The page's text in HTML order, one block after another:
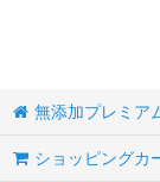
無添加プレミア
ショッピングカ